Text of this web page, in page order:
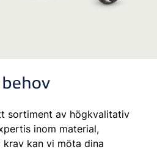
sortiment av högkvalitativ
inom material,
kan vi möta dina